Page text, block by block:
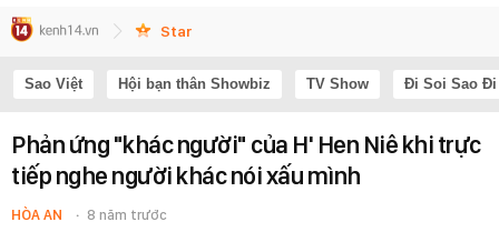
Star
Sao Việt Hội bạn thân Showbiz TV Show Đi Soi Sao Đi
Phản ứng "khác người" của H' Hen Niê khi trực
tiếp nghe người khác nói xấu mình
HÒA AN 8 năm trước